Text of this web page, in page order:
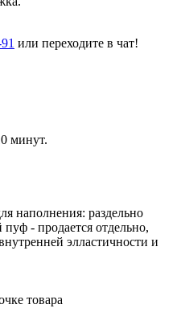
или переходите в чат!
минут.
наполнения: раздельно
- продается отдельно,
элластичности и
товара